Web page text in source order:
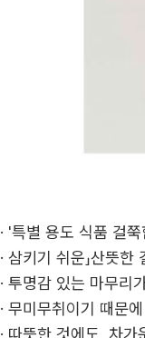
· '특별 용도 식품 걸
· 삼키기 쉬운」산뜻
· 투명감 있는 마무리
· 무미무취이기 때문